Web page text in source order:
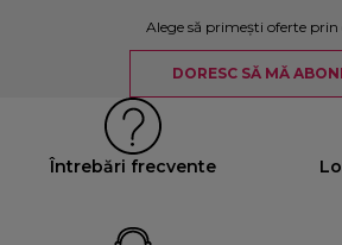
Alege să primești oferte prin
DORESC SĂ MĂ
Întrebări frecvente